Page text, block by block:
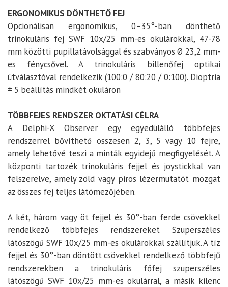
ERGONOMIKUS DÖNTHETŐ FEJ
Opcionálisan ergonomikus, 0–35°-ban dönthető
trinokuláris fej SWF 10x/25 mm-es okulárokkal, 47-78
mm közötti pupillatávolsággal és szabványos Ø 23,2 mm-
es fénycsővel. A trinokuláris billenőfej optikai
útválasztóval rendelkezik (100:0 / 80:20 / 0:100). Dioptria
± 5 beállítás mindkét okuláron
TÖBBFEJES RENDSZER OKTATÁSI CÉLRA
A Delphi-X Observer egy egyedülálló többfejes
rendszerrel bővíthető összesen 2, 3, 5 vagy 10 fejre,
amely lehetővé teszi a minták egyidejű megfigyelését. A
központi tartozék trinokuláris fejjel és joystickkal van
felszerelve, amely zöld vagy piros lézermutatót mozgat
az összes fej teljes látómezőjében.
A két, három vagy öt fejjel és 30°-ban ferde csövekkel
rendelkező többfejes rendszereket Szuperszéles
látószögű SWF 10x/25 mm-es okulárokkal szállítjuk. A tíz
fejjel és 30°-ban döntött csövekkel rendelkező többfejű
rendszerekben a trinokuláris főfej szuperszéles
látószögű SWF 10x/25 mm-es okulárral, a másik kilenc